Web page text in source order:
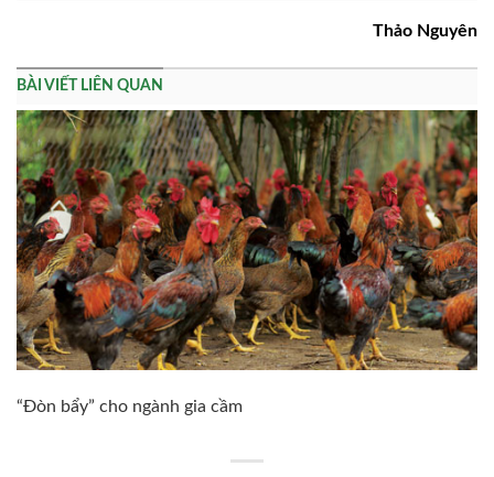
Thảo Nguyên
BÀI VIẾT LIÊN QUAN
“Ðòn bẩy” cho ngành gia cầm